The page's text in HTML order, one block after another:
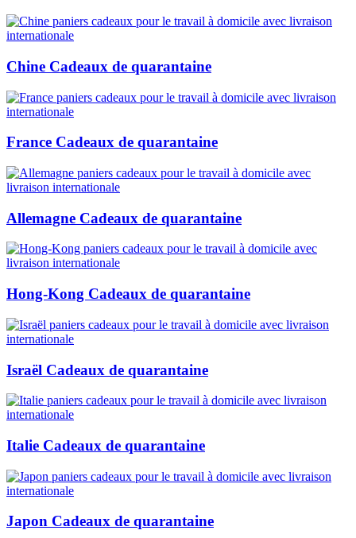
Chine Cadeaux de quarantaine
France Cadeaux de quarantaine
Allemagne Cadeaux de quarantaine
Hong-Kong Cadeaux de quarantaine
Israël Cadeaux de quarantaine
Italie Cadeaux de quarantaine
Japon Cadeaux de quarantaine